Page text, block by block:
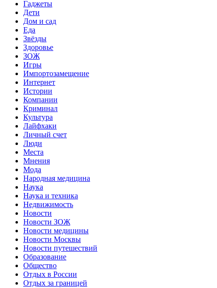
Гаджеты
Дети
Дом и сад
Еда
Звёзды
Здоровье
ЗОЖ
Игры
Импортозамещение
Интернет
Истории
Компании
Криминал
Культура
Лайфхаки
Личный счет
Люди
Места
Мнения
Мода
Народная медицина
Наука
Наука и техника
Недвижимость
Новости
Новости ЗОЖ
Новости медицины
Новости Москвы
Новости путешествий
Образование
Общество
Отдых в России
Отдых за границей